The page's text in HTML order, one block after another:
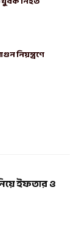
নিয়ন্ত্রণে
ইফতার ও